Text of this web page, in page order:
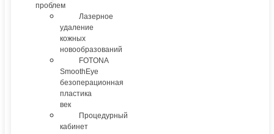
проблем
Лазерное
удаление
кожных
новообразований
FOTONA
SmoothEye
безоперационная
пластика
век
Процедурный
кабинет